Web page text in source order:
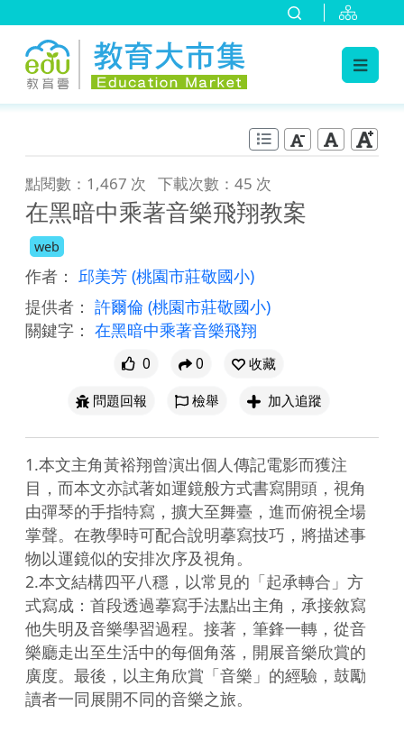
點閱數：1,467 次 下載次數：45 次
在黑暗中乘著音樂飛翔教案
web
作者： 邱美芳 (桃園市莊敬國小)
提供者： 許爾倫 (桃園市莊敬國小)
關鍵字： 在黑暗中乘著音樂飛翔
0 0
收藏
問題回報
檢舉 加入追蹤
1.本文主角黃裕翔曾演出個人傳記電影而獲注
目，而本文亦試著如運鏡般方式書寫開頭，視角
由彈琴的手指特寫，擴大至舞臺，進而俯視全場
掌聲。在教學時可配合說明摹寫技巧，將描述事
物以運鏡似的安排次序及視角。
2.本文結構四平八穩，以常見的「起承轉合」方
式寫成：首段透過摹寫手法點出主角，承接敘寫
他失明及音樂學習過程。接著，筆鋒一轉，從音
樂廳走出至生活中的每個角落，開展音樂欣賞的
廣度。最後，以主角欣賞「音樂」的經驗，鼓勵